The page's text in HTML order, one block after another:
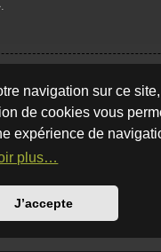
navigation sur ce
de cookies vous
expérience de
plus…
J’accepte
retrouver mes
peuvent être affichés soit en
» dans le panneau de
« Rechercher les
profil ou soit en cliquant
la partie supérieure du
sujets, utilisez la
les options qui vous sont